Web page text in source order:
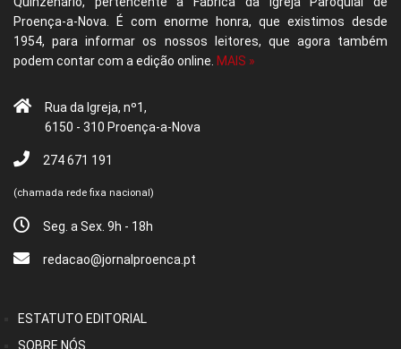
Proença-a-Nova. É com enorme honra, que existimos desde
1954, para informar os nossos leitores, que agora também
podem contar com a edição online. MAIS »
Rua da Igreja, nº1,
6150 - 310 Proença-a-Nova
274 671 191
(chamada rede fixa nacional)
Seg. a Sex. 9h - 18h
redacao@jornalproenca.pt
ESTATUTO EDITORIAL
SOBRE NÓS